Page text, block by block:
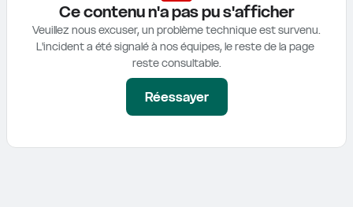
Ce contenu n'a pas pu s'afficher
Veuillez nous excuser, un problème technique est survenu.
L'incident a été signalé à nos équipes, le reste de la page
reste consultable.
Réessayer